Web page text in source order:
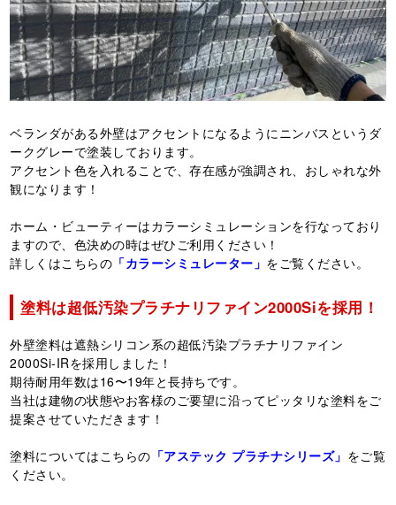
ベランダがある外壁はアクセントになるようにニンバスというダ
ークグレーで塗装しております。
アクセント色を入れることで、存在感が強調され、おしゃれな外
観になります！
ホーム・ビューティーはカラーシミュレーションを行なっており
ますので、色決めの時はぜひご利用ください！
詳しくはこちらの 「カラーシミュレーター」 をご覧ください。
塗料は超低汚染プラチナリファイン2000Siを採用！
外壁塗料は遮熱シリコン系の超低汚染プラチナリファイン
2000Si-IRを採用しました！
期待耐用年数は16〜19年と長持ちです。
当社は建物の状態やお客様のご要望に沿ってピッタリな塗料をご
提案させていただきます！
塗料についてはこちらの 「アステック プラチナシリーズ」 をご覧
ください。